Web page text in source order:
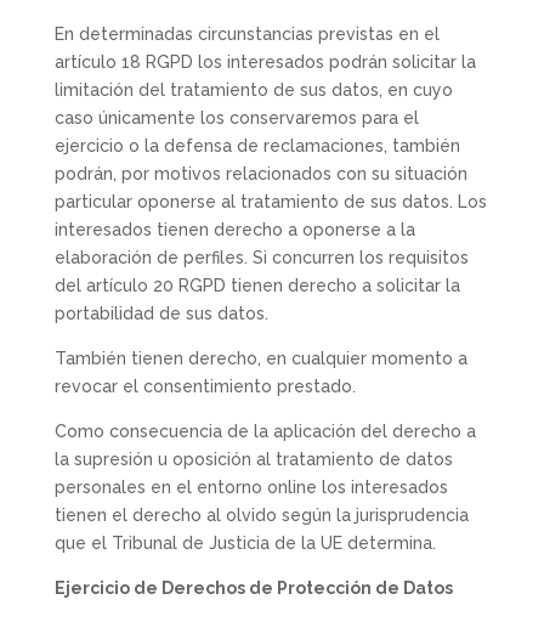
En determinadas circunstancias previstas en el
artículo 18 RGPD los interesados podrán solicitar la
limitación del tratamiento de sus datos, en cuyo
caso únicamente los conservaremos para el
ejercicio o la defensa de reclamaciones, también
podrán, por motivos relacionados con su situación
particular oponerse al tratamiento de sus datos. Los
interesados tienen derecho a oponerse a la
elaboración de perfiles. Si concurren los requisitos
del artículo 20 RGPD tienen derecho a solicitar la
portabilidad de sus datos.
También tienen derecho, en cualquier momento a
revocar el consentimiento prestado.
Como consecuencia de la aplicación del derecho a
la supresión u oposición al tratamiento de datos
personales en el entorno online los interesados
tienen el derecho al olvido según la jurisprudencia
que el Tribunal de Justicia de la UE determina.
Ejercicio de Derechos de Protección de Datos